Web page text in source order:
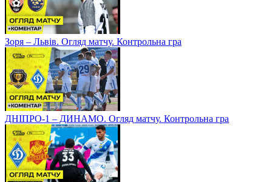
Зоря – Львів. Огляд матчу. Контрольна гра
ДНІПРО-1 – ДИНАМО. Огляд матчу. Контрольна гра